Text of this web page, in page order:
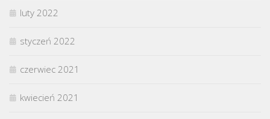
luty 2022
styczeń 2022
czerwiec 2021
kwiecień 2021